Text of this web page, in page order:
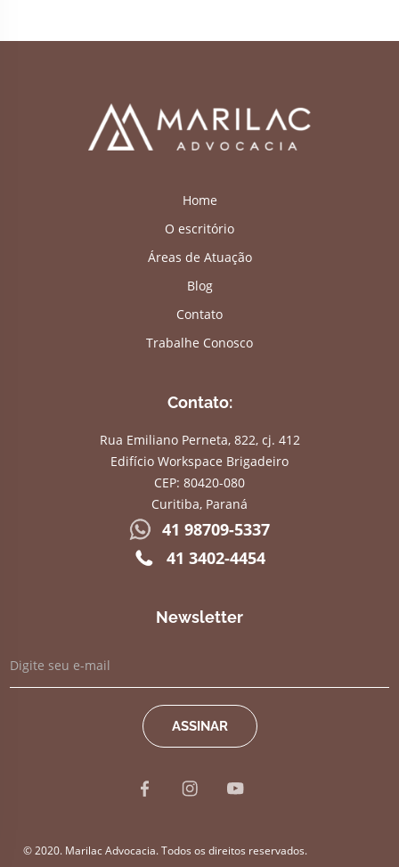
Home
O escritório
Áreas de Atuação
Blog
Contato
Trabalhe Conosco
Contato:
Rua Emiliano Perneta, 822, cj. 412
Edifício Workspace Brigadeiro
CEP: 80420-080
Curitiba, Paraná
41 98709-5337
41 3402-4454
Newsletter
© 2020. Marilac Advocacia. Todos os direitos reservados.